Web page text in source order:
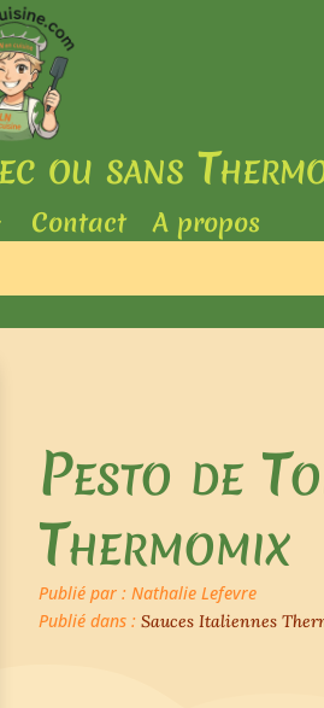
ou sans
Contact A propos
Pesto de
Thermomix
Publié par : Nathalie Lefevre
Publié dans :Sauces Italiennes